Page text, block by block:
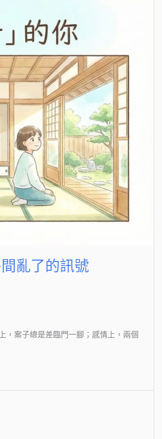
亂了的訊號
，案子總是差臨門一腳；感情上，兩個